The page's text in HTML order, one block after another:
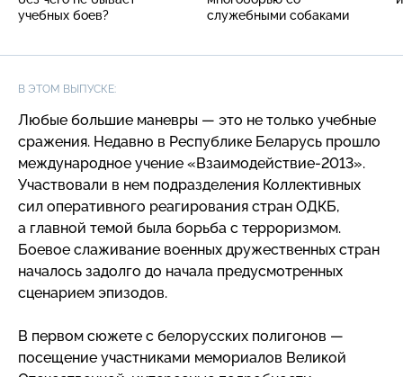
учебных боев?
служебными собаками
В ЭТОМ ВЫПУСКЕ:
Любые большие маневры — это не только учебные
сражения. Недавно в Республике Беларусь прошло
международное учение «Взаимодействие-2013».
Участвовали в нем подразделения Коллективных
сил оперативного реагирования стран ОДКБ,
а главной темой была борьба с терроризмом.
Боевое слаживание военных дружественных стран
началось задолго до начала предусмотренных
сценарием эпизодов.
В первом сюжете с белорусских полигонов —
посещение участниками мемориалов Великой